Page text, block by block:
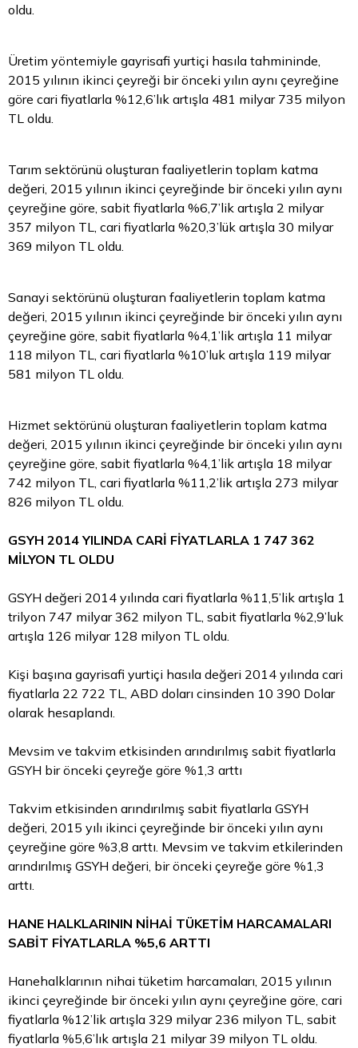
oldu.
Üretim yöntemiyle gayrisafi yurtiçi hasıla tahmininde,
2015 yılının ikinci çeyreği bir önceki yılın aynı çeyreğine
göre cari fiyatlarla %12,6’lık artışla 481 milyar 735 milyon
TL oldu.
Tarım sektörünü oluşturan faaliyetlerin toplam katma
değeri, 2015 yılının ikinci çeyreğinde bir önceki yılın aynı
çeyreğine göre, sabit fiyatlarla %6,7’lik artışla 2 milyar
357 milyon TL, cari fiyatlarla %20,3’lük artışla 30 milyar
369 milyon TL oldu.
Sanayi sektörünü oluşturan faaliyetlerin toplam katma
değeri, 2015 yılının ikinci çeyreğinde bir önceki yılın aynı
çeyreğine göre, sabit fiyatlarla %4,1’lik artışla 11 milyar
118 milyon TL, cari fiyatlarla %10’luk artışla 119 milyar
581 milyon TL oldu.
Hizmet sektörünü oluşturan faaliyetlerin toplam katma
değeri, 2015 yılının ikinci çeyreğinde bir önceki yılın aynı
çeyreğine göre, sabit fiyatlarla %4,1’lik artışla 18 milyar
742 milyon TL, cari fiyatlarla %11,2’lik artışla 273 milyar
826 milyon TL oldu.
GSYH 2014 YILINDA CARİ FİYATLARLA 1 747 362
MİLYON TL OLDU
GSYH değeri 2014 yılında cari fiyatlarla %11,5’lik artışla 1
trilyon 747 milyar 362 milyon TL, sabit fiyatlarla %2,9’luk
artışla 126 milyar 128 milyon TL oldu.
Kişi başına gayrisafi yurtiçi hasıla değeri 2014 yılında cari
fiyatlarla 22 722 TL, ABD doları cinsinden 10 390 Dolar
olarak hesaplandı.
Mevsim ve takvim etkisinden arındırılmış sabit fiyatlarla
GSYH bir önceki çeyreğe göre %1,3 arttı
Takvim etkisinden arındırılmış sabit fiyatlarla GSYH
değeri, 2015 yılı ikinci çeyreğinde bir önceki yılın aynı
çeyreğine göre %3,8 arttı. Mevsim ve takvim etkilerinden
arındırılmış GSYH değeri, bir önceki çeyreğe göre %1,3
arttı.
HANE HALKLARININ NİHAİ TÜKETİM HARCAMALARI
SABİT FİYATLARLA %5,6 ARTTI
Hanehalklarının nihai tüketim harcamaları, 2015 yılının
ikinci çeyreğinde bir önceki yılın aynı çeyreğine göre, cari
fiyatlarla %12’lik artışla 329 milyar 236 milyon TL, sabit
fiyatlarla %5,6’lık artışla 21 milyar 39 milyon TL oldu.